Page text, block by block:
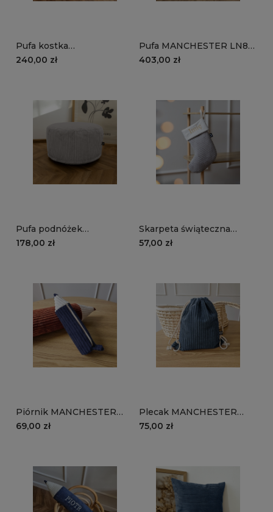
Pufa kostka
MANCHESTER LN86 |
240,00 zł
Pufa MANCHESTER LN86
| szary
403,00 zł
Pufa podnóżek
MANCHESTER LN86 |
178,00 zł
Skarpeta świąteczna
MANCHESTER LN86 |
57,00 zł
Piórnik MANCHESTER
LN77 | granatowy
69,00 zł
Plecak MANCHESTER
LN77 | granatowy
75,00 zł